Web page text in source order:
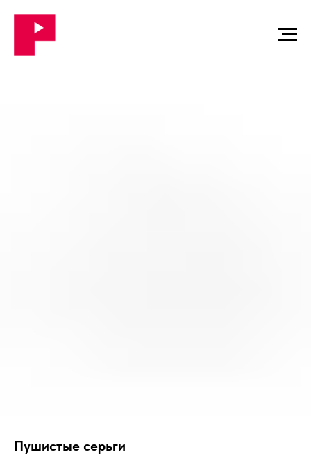
Пушистые серьги